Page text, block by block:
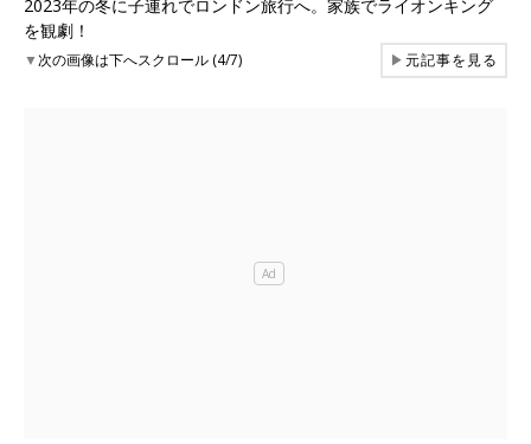
2023年の冬に子連れでロンドン旅行へ。家族でライオンキング
を観劇！
▼次の画像は下へスクロール (4/7) ▶元記事を見る